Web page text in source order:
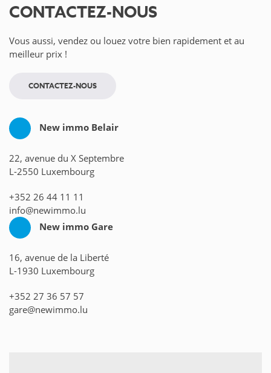
CONTACTEZ-NOUS
Vous aussi, vendez ou louez votre bien rapidement et au
meilleur prix !
CONTACTEZ-NOUS
New immo Belair
22, avenue du X Septembre
L-2550 Luxembourg
+352 26 44 11 11
info@newimmo.lu
New immo Gare
16, avenue de la Liberté
L-1930 Luxembourg
+352 27 36 57 57
gare@newimmo.lu